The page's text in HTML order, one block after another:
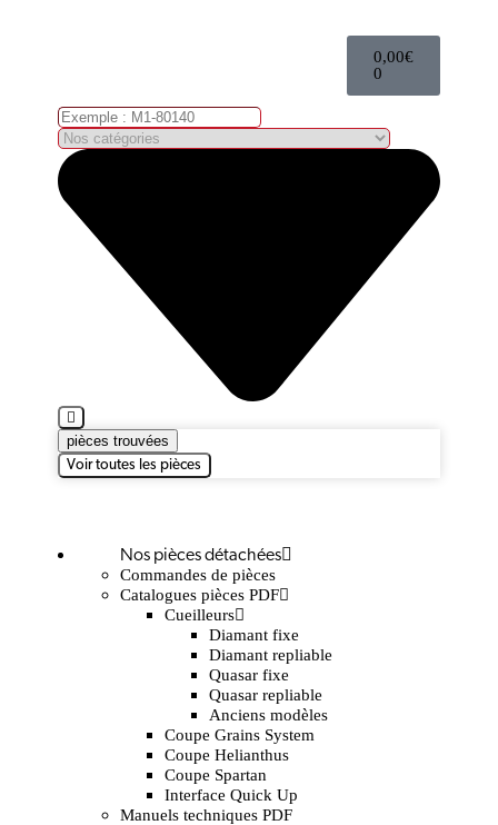
0,00€
0
pièces trouvées
Voir toutes les pièces
Nos pièces détachées
Commandes de pièces
Catalogues pièces PDF
Cueilleurs
Diamant fixe
Diamant repliable
Quasar fixe
Quasar repliable
Anciens modèles
Coupe Grains System
Coupe Helianthus
Coupe Spartan
Interface Quick Up
Manuels techniques PDF